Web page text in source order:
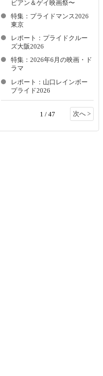
ビアン＆ゲイ映画祭〜
特集：プライドマンス2026
東京
レポート：プライドクルー
ズ大阪2026
特集：2026年6月の映画・ド
ラマ
レポート：山口レインボー
プライド2026
1 / 47 次へ >